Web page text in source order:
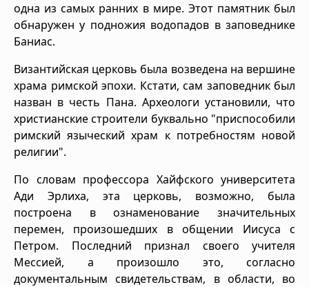
одна из самых ранних в мире. Этот памятник был
обнаружен у подножия водопадов в заповеднике
Баниас.
Византийская церковь была возведена на вершине
храма римской эпохи. Кстати, сам заповедник был
назван в честь Пана. Археологи установили, что
христианские строители буквально "приспособили
римский языческий храм к потребностям новой
религии".
По словам профессора Хайфского университета
Ади Эрлиха, эта церковь, возможно, была
построена в ознаменование значительных
перемен, произошедших в общении Иисуса с
Петром. Последний признал своего учителя
Мессией, а произошло это, согласно
документальным свидетельствам, в области, во